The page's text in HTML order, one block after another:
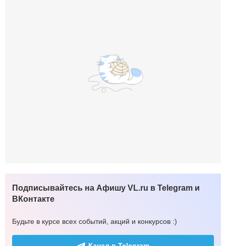
Подписывайтесь на Афишу VL.ru в Telegram и
ВКонтакте
Будьте в курсе всех событий, акций и конкурсов :)